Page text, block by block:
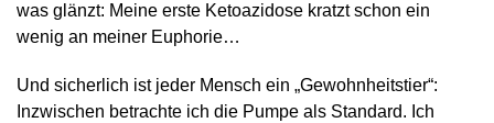
was glänzt: Meine erste Ketoazidose kratzt schon ein
wenig an meiner Euphorie…
Und sicherlich ist jeder Mensch ein „Gewohnheitstier“:
Inzwischen betrachte ich die Pumpe als Standard. Ich